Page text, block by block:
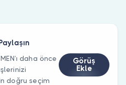
daha önce
doğru seçim
Görüş
Ekle